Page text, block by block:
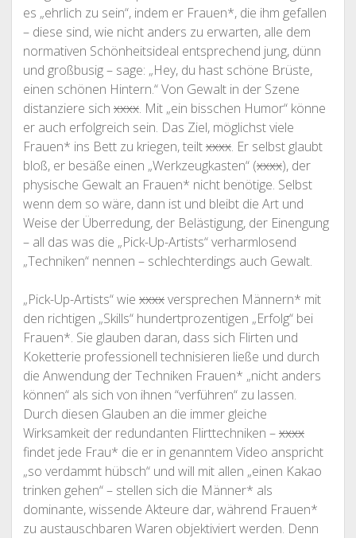
es „ehrlich zu sein“, indem er Frauen*, die ihm gefallen
– diese sind, wie nicht anders zu erwarten, alle dem
normativen Schönheitsideal entsprechend jung, dünn
und großbusig – sage: „Hey, du hast schöne Brüste,
einen schönen Hintern.“ Von Gewalt in der Szene
distanziere sich xxxx. Mit „ein bisschen Humor“ könne
er auch erfolgreich sein. Das Ziel, möglichst viele
Frauen* ins Bett zu kriegen, teiltxxxx. Er selbst glaubt
bloß, er besäße einen „Werkzeugkasten“ (xxxx), der
physische Gewalt an Frauen* nicht benötige. Selbst
wenn dem so wäre, dann ist und bleibt die Art und
Weise der Überredung, der Belästigung, der Einengung
– all das was die „Pick-Up-Artists“ verharmlosend
„Techniken“ nennen – schlechterdings auch Gewalt.
„Pick-Up-Artists“ wie xxxxversprechen Männern* mit
den richtigen „Skills“ hundertprozentigen „Erfolg“ bei
Frauen*. Sie glauben daran, dass sich Flirten und
Koketterie professionell technisieren ließe und durch
die Anwendung der Techniken Frauen* „nicht anders
können“ als sich von ihnen “verführen“ zu lassen.
Durch diesen Glauben an die immer gleiche
Wirksamkeit der redundanten Flirttechniken –xxxx
findet jede Frau* die er in genanntem Video anspricht
„so verdammt hübsch“ und will mit allen „einen Kakao
trinken gehen“ – stellen sich die Männer* als
dominante, wissende Akteure dar, während Frauen*
zu austauschbaren Waren objektiviert werden. Denn